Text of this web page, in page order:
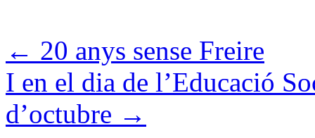
← 20 anys sense Freire
I en el dia de l’Educació
d’octubre →